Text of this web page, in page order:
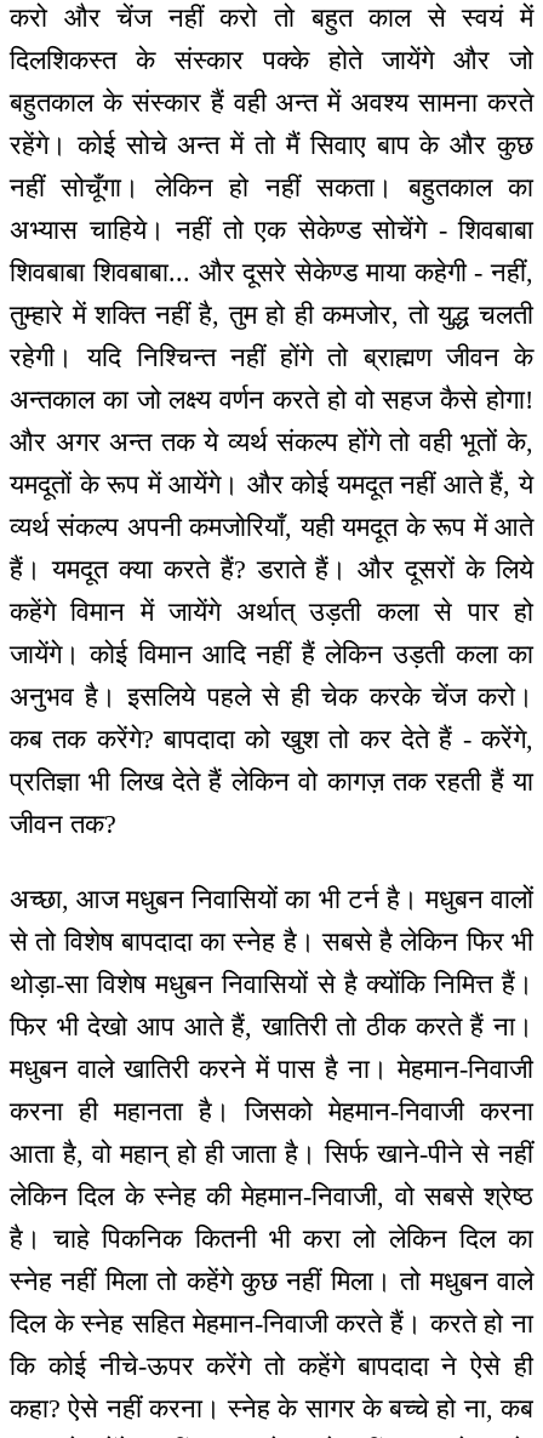
करो और चेंज नहीं करो तो बहुत काल से स्वयं में
दिलशिकस्त के संस्कार पक्के होते जायेंगे और जो
बहुतकाल के संस्कार हैं वही अन्त में अवश्य सामना करते
रहेंगे। कोई सोचे अन्त में तो मैं सिवाए बाप के और कुछ
नहीं सोचूँगा। लेकिन हो नहीं सकता। बहुतकाल का
अभ्यास चाहिये। नहीं तो एक सेकेण्ड सोचेंगे - शिवबाबा
शिवबाबा शिवबाबा... और दूसरे सेकेण्ड माया कहेगी - नहीं,
तुम्हारे में शक्ति नहीं है, तुम हो ही कमजोर, तो युद्ध चलती
रहेगी। यदि निश्चिन्त नहीं होंगे तो ब्राह्मण जीवन के
अन्तकाल का जो लक्ष्य वर्णन करते हो वो सहज कैसे होगा!
और अगर अन्त तक ये व्यर्थ संकल्प होंगे तो वही भूतों के,
यमदूतों के रूप में आयेंगे। और कोई यमदूत नहीं आते हैं, ये
व्यर्थ संकल्प अपनी कमजोरियाँ, यही यमदूत के रूप में आते
हैं। यमदूत क्या करते हैं? डराते हैं। और दूसरों के लिये
कहेंगे विमान में जायेंगे अर्थात् उड़ती कला से पार हो
जायेंगे। कोई विमान आदि नहीं हैं लेकिन उड़ती कला का
अनुभव है। इसलिये पहले से ही चेक करके चेंज करो।
कब तक करेंगे? बापदादा को खुश तो कर देते हैं - करेंगे,
प्रतिज्ञा भी लिख देते हैं लेकिन वो कागज़ तक रहती हैं या
जीवन तक?
अच्छा, आज मधुबन निवासियों का भी टर्न है। मधुबन वालों
से तो विशेष बापदादा का स्नेह है। सबसे है लेकिन फिर भी
थोड़ा-सा विशेष मधुबन निवासियों से है क्योंकि निमित्त हैं।
फिर भी देखो आप आते हैं, खातिरी तो ठीक करते हैं ना।
मधुबन वाले खातिरी करने में पास है ना। मेहमान-निवाजी
करना ही महानता है। जिसको मेहमान-निवाजी करना
आता है, वो महान् हो ही जाता है। सिर्फ खाने-पीने से नहीं
लेकिन दिल के स्नेह की मेहमान-निवाजी, वो सबसे श्रेष्ठ
है। चाहे पिकनिक कितनी भी करा लो लेकिन दिल का
स्नेह नहीं मिला तो कहेंगे कुछ नहीं मिला। तो मधुबन वाले
दिल के स्नेह सहित मेहमान-निवाजी करते हैं। करते हो ना
कि कोई नीचे-ऊपर करेंगे तो कहेंगे बापदादा ने ऐसे ही
कहा? ऐसे नहीं करना। स्नेह के सागर के बच्चे हो ना, कब